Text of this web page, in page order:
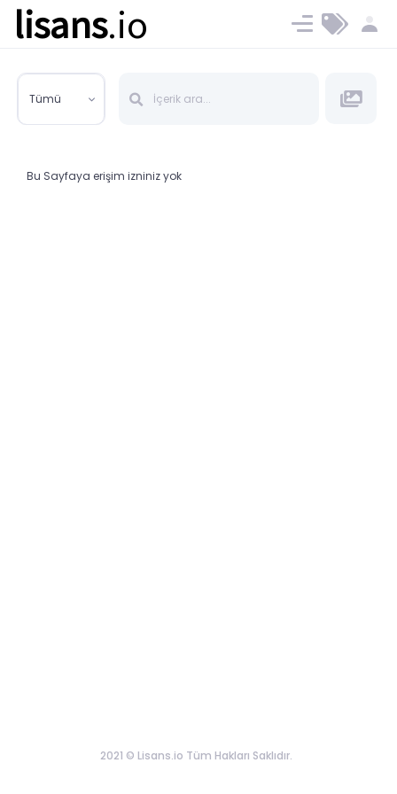
lisans.io Ücret ve Planlar
Tümü
Bu Sayfaya erişim izniniz yok
2021 © Lisans.io Tüm Hakları Saklıdır.